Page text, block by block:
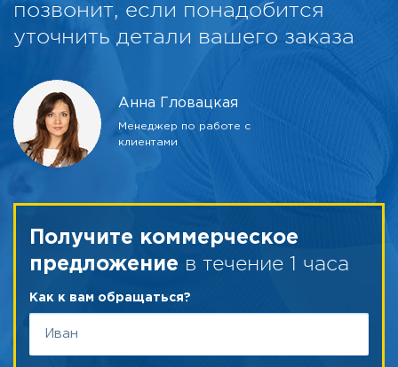
позвонит, если понадобится
уточнить детали вашего заказа
Анна Гловацкая
Менеджер по работе с
клиентами
Получите коммерческое
предложение в течение 1 часа
Как к вам обращаться?